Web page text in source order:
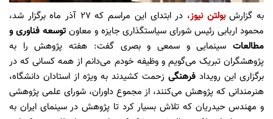
به گزارشبولتن نیوز
، در ابتدای این مراسم که 27 آذر ماه برگزار شد،
محمود اربابی رئیس شورای سیاستگذاری جایزه و معاون توسعه فناوری و
مطالعات سینمایی و سمعی و بصری گفت: هفته پژوهش را به
پژوهشگران تبریک می‌گویم و وظیفه خودم ‌می‌دانم از همه کسانی که در
برگزاری این رویداد فرهنگی زحمت کشیدند به ویژه از استادان دانشگاه،
هنرمندانی که پژوهش می‌کنند، از مجموع داوران، شورای علمی پژوهشی
و مهندس حیدریان که تلاش بسیار کرد تا پژوهش در سینمای ایران به